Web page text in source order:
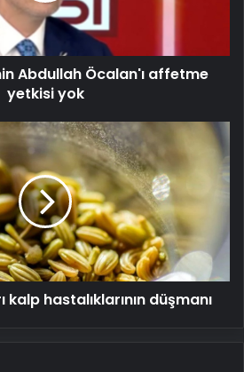
Abdullah Öcalan'ı affetme
yetkisi yok
kalp hastalıklarının düşmanı